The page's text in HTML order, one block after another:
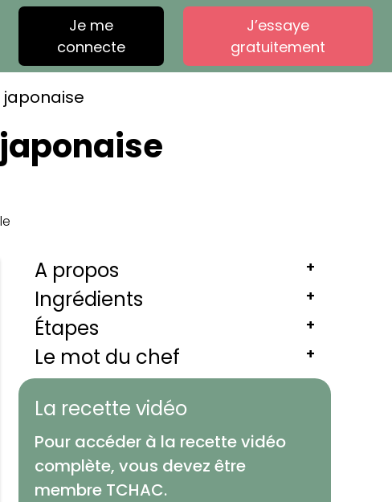
Je me
connecte
J’essaye
gratuitement
japonaise
A propos +
Ingrédients +
Étapes +
Le mot du chef +
La recette vidéo
Pour accéder à la recette vidéo
complète, vous devez être
membre TCHAC.